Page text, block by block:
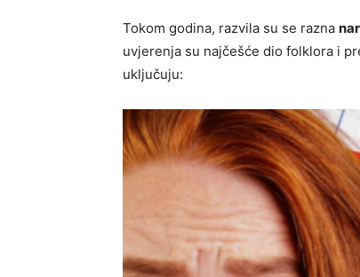
Tokom godina, razvila su se razna
uvjerenja su najčešće dio folklora i
uključuju: